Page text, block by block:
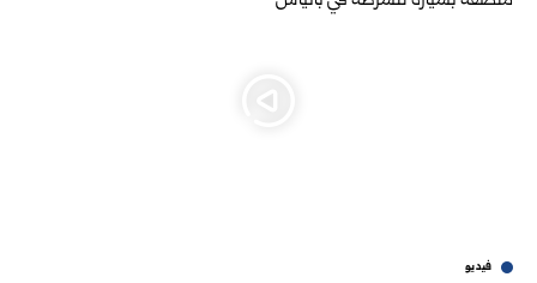
فيديو